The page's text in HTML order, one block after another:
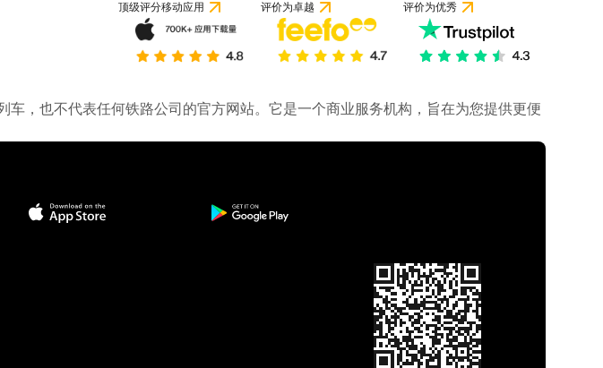
顶级评分移动应用 评价为卓越 评价为优秀
，也不代表任何铁路公司的官方网站。它是一个商业服务机构，旨在为您提供更便